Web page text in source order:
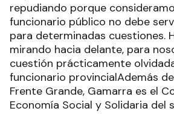
repudiando porque
funcionario público no debe
para determinadas cuestiones.
mirando hacia delante, para
cuestión prácticamente
funcionario provincialAdemás
Frente Grande, Gamarra es el
Economía Social y Solidaria del